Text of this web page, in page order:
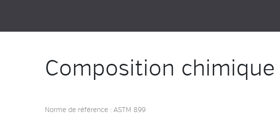
Composition chimique
Norme de référence : ASTM 899